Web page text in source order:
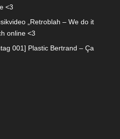
<3
„Retroblah – We do it
online <3
001] Plastic Bertrand – Ça